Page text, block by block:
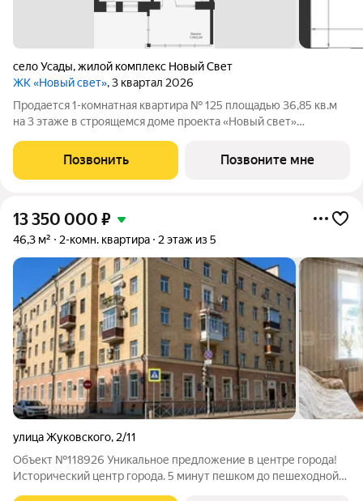
село Усады,жилой комплекс Новый Свет
ЖК «Новый свет», 3 квартал 2026
Продается 1-комнатная квартира № 125 площадью 36,85 кв.м
на 3 этаже в строящемся доме проекта «Новый свет»
современный малоэтажный жилой комплекс в Лаишевском
районе. ПРЕИМУЩЕСТВА: 4-этажный
Позвонить Позвоните мне
13 350 000 ₽
46,3 м² 2-комн. квартира 2 этаж из 5
улица Жуковского, 2/11
Объект №118926 Уникальное предложение в центре города!
Исторический центр города. 5 минут пешком до пешеходной